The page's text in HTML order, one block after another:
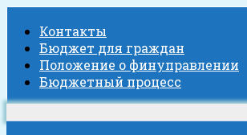
Контакты
Бюджет для граждан
Положение о финуправлении
Бюджетный процесс